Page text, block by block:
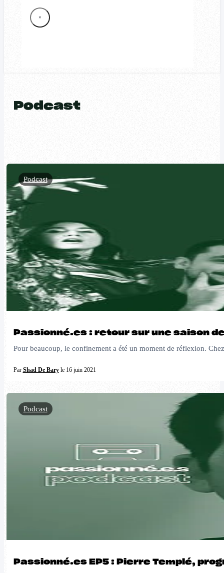
×
Podcast
Passionné.es : retour sur une saison
Pour beaucoup, le confinement a été un moment de réflexion.
Par Shad De Baryle 16 juin 2021
Podcast
Passionné.es EP5 : Pierre Templé,
Podcast